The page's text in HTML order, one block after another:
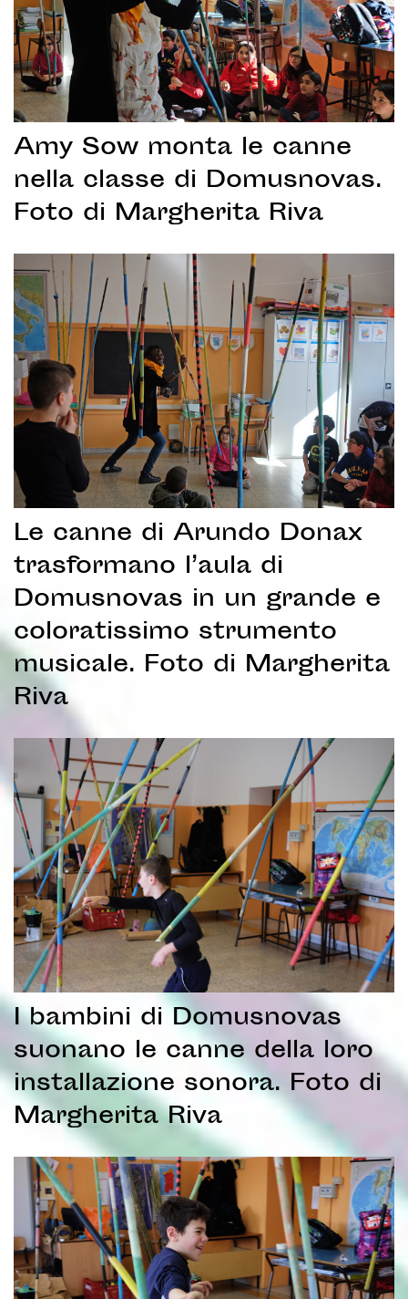
Amy Sow monta le canne
nella classe di Domusnovas.
Foto di Margherita Riva
Le canne di Arundo Donax
trasformano l’aula di
Domusnovas in un grande e
coloratissimo strumento
musicale. Foto di Margherita
Riva
I bambini di Domusnovas
suonano le canne della loro
installazione sonora. Foto di
Margherita Riva